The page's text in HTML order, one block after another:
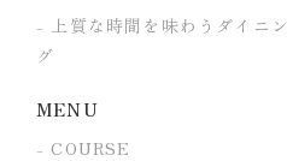
上質な時間を味わうダイニン
グ
MENU
COURSE